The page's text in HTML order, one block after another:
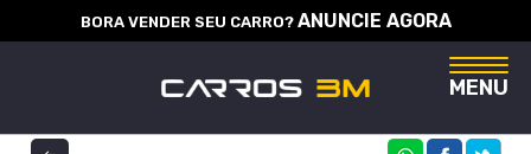
BORA VENDER SEU CARRO? ANUNCIE AGORA
MENU